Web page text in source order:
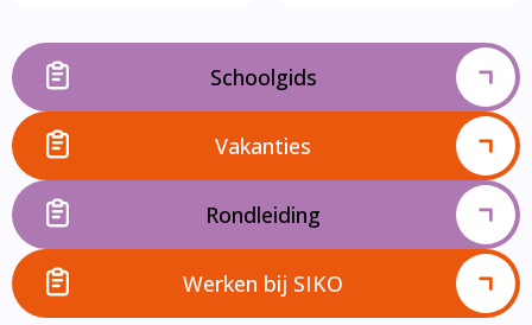
Schoolgids
Vakanties
Rondleiding
Werken bij SIKO